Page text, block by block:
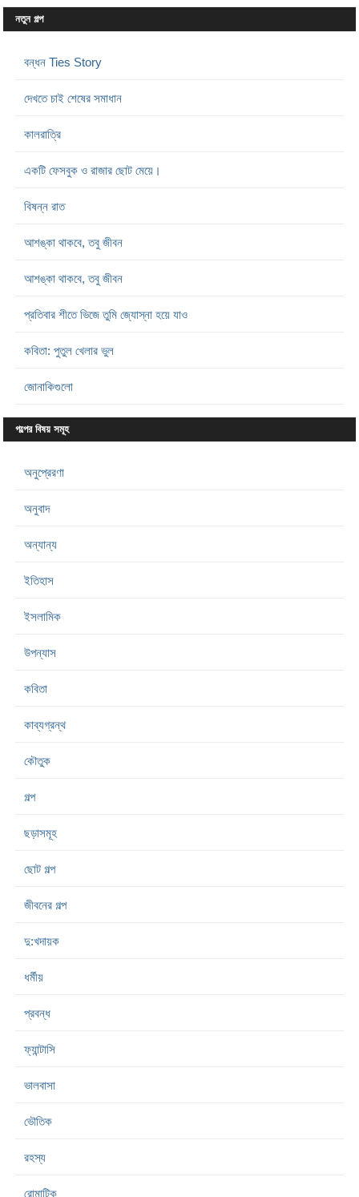
নতুন গল্প
বন্ধন Ties Story
দেখতে চাই শেষের সমাধান
কালরাত্রি
একটি ফেসবুক ও রাজার ছোট মেয়ে।
বিষন্ন রাত
আশঙ্কা থাকবে, তবু জীবন
আশঙ্কা থাকবে, তবু জীবন
প্রতিবার শীতে ভিজে তুমি জ্যোস্না হয়ে যাও
কবিতা: পুতুল খেলার ভুল
জোনাকিগুলো
গল্পের বিষয় সমূহ
অনুপ্রেরণা
অনুবাদ
অন্যান্য
ইতিহাস
ইসলামিক
উপন্যাস
কবিতা
কাব্যগ্রন্থ
কৌতুক
গল্প
ছড়াসমূহ
ছোট গল্প
জীবনের গল্প
দু:খদায়ক
ধর্মীয়
প্রবন্ধ
ফ্যান্টাসি
ভালবাসা
ভৌতিক
রহস্য
রোমান্টিক